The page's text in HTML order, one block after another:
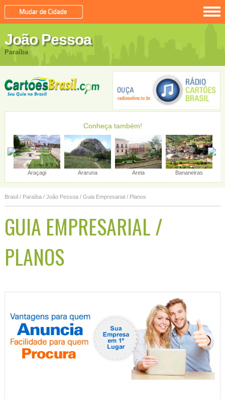
João Pessoa
Paraíba
Conheça também!
Araçagi Araruna Areia Bananeiras
Brasil/ Paraíba/ João Pessoa/ Guia Empresarial / Planos
GUIA EMPRESARIAL /
PLANOS